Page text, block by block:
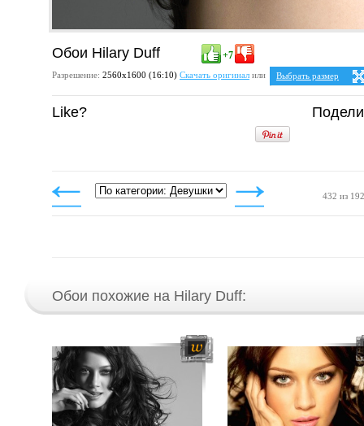
Обои Hilary Duff +7
Разрешение: 2560х1600 (16:10) Скачать оригиналили
Выбрать размер
Ваше разрешение:Не
1280x1024
1152x864
1280x960
Like?
432 из
Обои похожие на Hilary Duff: